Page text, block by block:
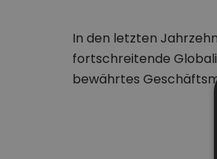
In den letzten
fortschreitende
bewährtes